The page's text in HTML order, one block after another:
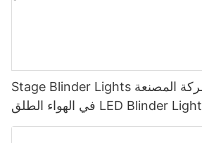
Stage Blinder Lights الشركة المصنعة Yr-Dipe100x2
في الهواء الطلق LED Blinder Light